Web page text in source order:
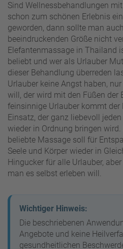
Sind Wellnessbehandlungen
schon zum schönen Erlebnis
geworden, dann sollte man
beeindruckenden Größe nicht
Elefantenmassage in Thailand
beliebt und wer als Urlauber
dieser Behandlung überreden
Urlauber keine Angst haben,
will, der wird mit den Füßen der
feinsinnige Urlauber kommt der
Einsatz, der ganz liebevoll
wieder in Ordnung bringen
beliebte Massage soll für
Seele und Körper wieder in
Hingucker für alle Urlauber,
man es selbst erleben will.
Wichtiger Hinweis:
Die beschriebenen
Angebote und keine
gesundheitlichen